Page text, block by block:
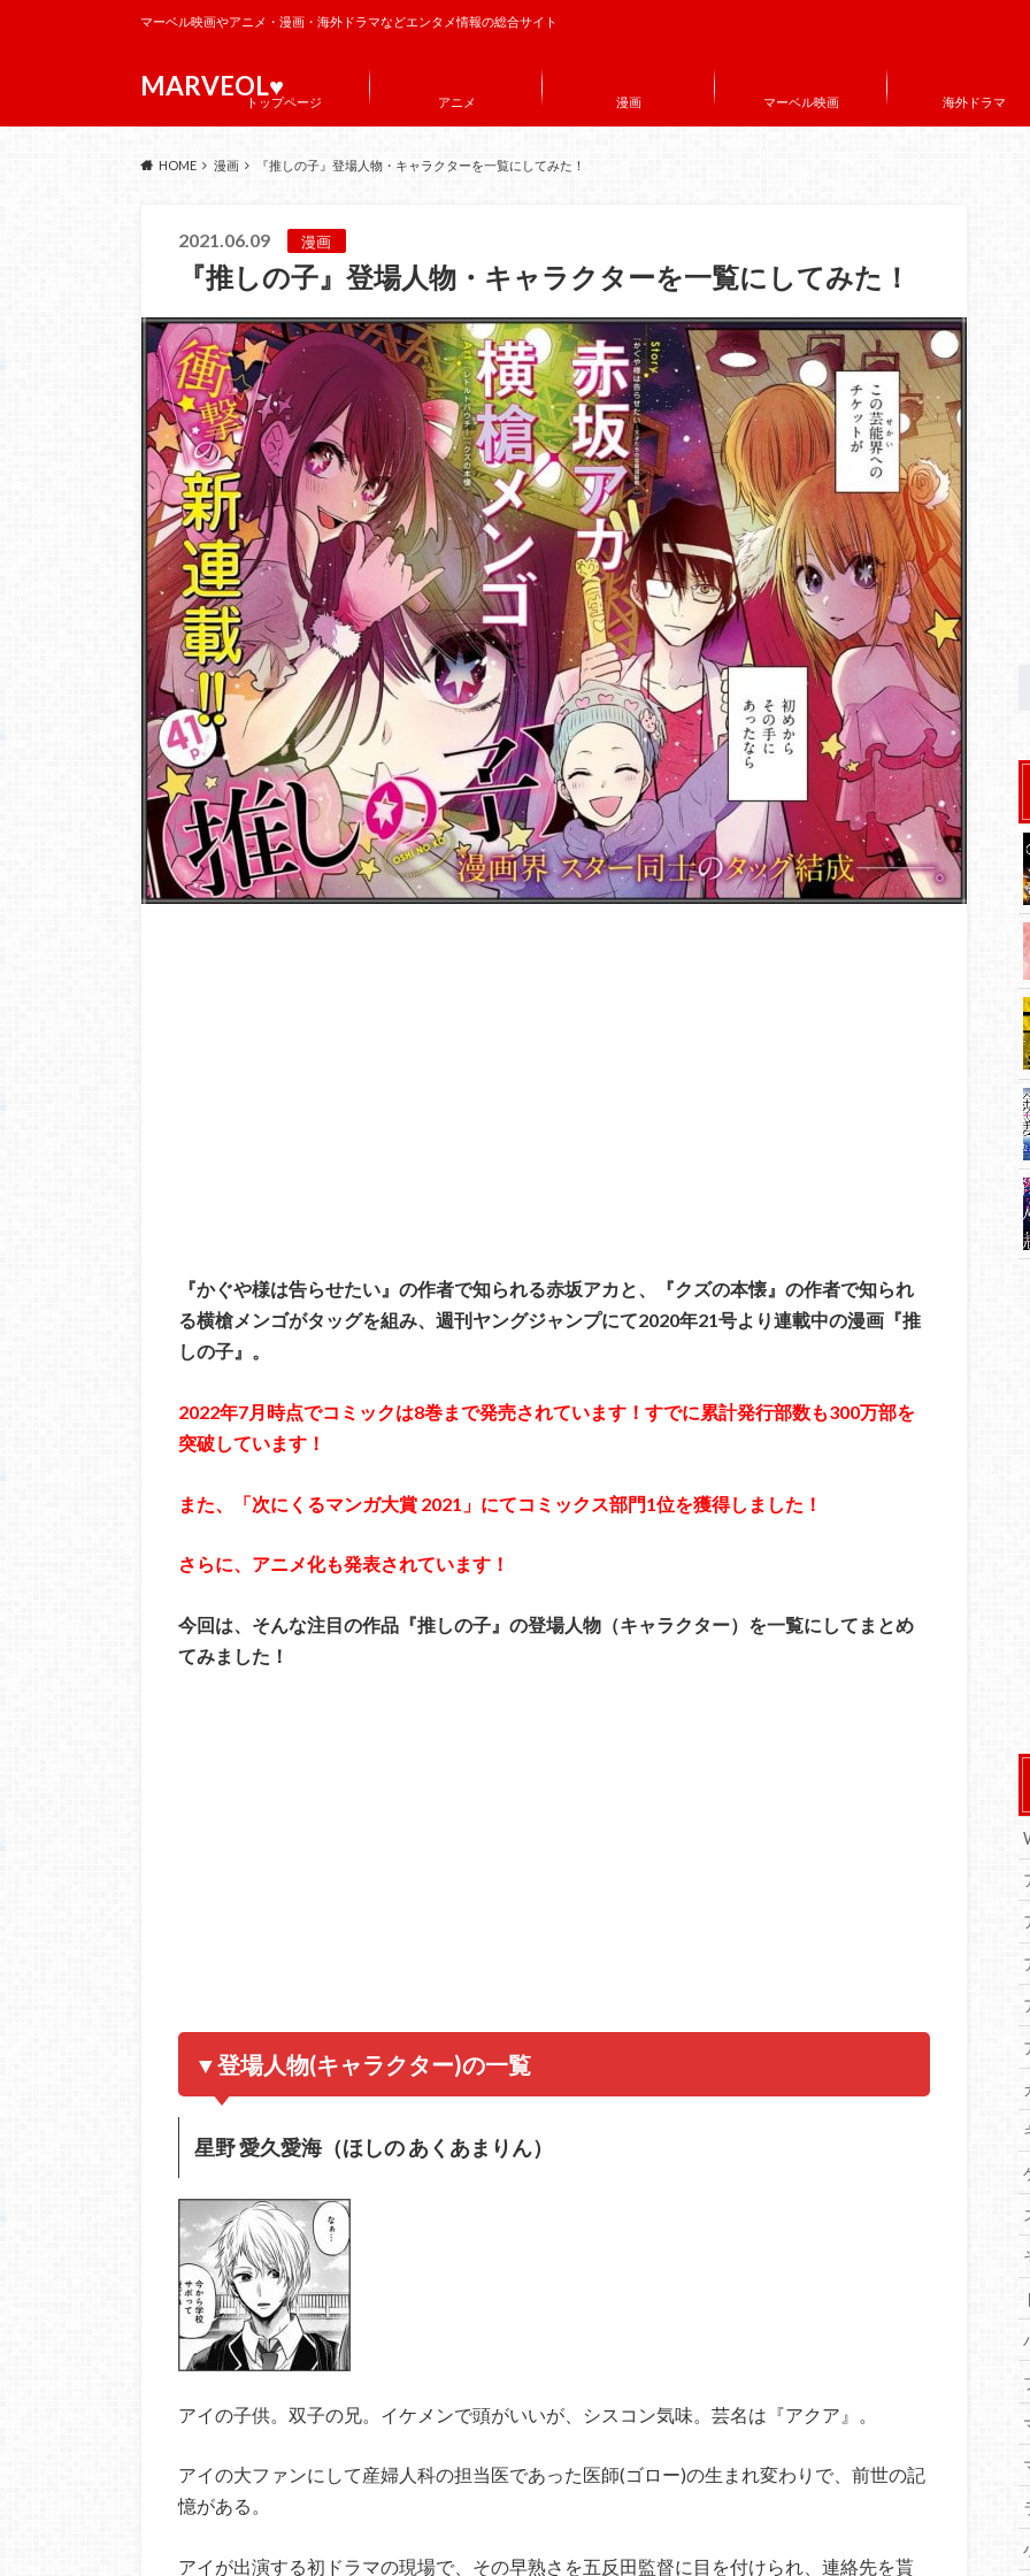
MARVEOL♥️
マーベル映画やアニメ・漫画・海外ドラマなどエンタメ情報の総合サイト
トップページ アニメ 漫画 マーベル映画 海外ドラマ
HOME 漫画 『推しの子』登場人物・キャラクターを一覧にしてみた！
2021.06.09 漫画
『推しの子』登場人物・キャラクターを一覧にしてみた！
『かぐや様は告らせたい』の作者で知られる赤坂アカと、『クズの本懐』の作者で知られ
る横槍メンゴがタッグを組み、週刊ヤングジャンプにて2020年21号より連載中の漫画『推
しの子』。
2022年7月時点でコミックは8巻まで発売されています！すでに累計発行部数も300万部を
突破しています！
また、「次にくるマンガ大賞 2021」にてコミックス部門1位を獲得しました！
さらに、アニメ化も発表されています！
今回は、そんな注目の作品『推しの子』の登場人物（キャラクター）を一覧にしてまとめ
てみました！
▼登場人物(キャラクター)の一覧
星野 愛久愛海（ほしの あくあまりん）
アイの子供。双子の兄。イケメンで頭がいいが、シスコン気味。芸名は『アクア』。
アイの大ファンにして産婦人科の担当医であった医師(ゴロー)の生まれ変わりで、前世の記
憶がある。
アイが出演する初ドラマの現場で、その早熟さを五反田監督に目を付けられ、連絡先を貰